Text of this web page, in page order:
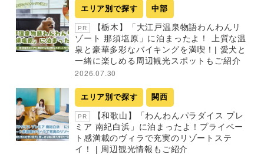
エリア別で探す 中部
PR
【栃木】「大江戸温泉物語わんわんリ
ゾート 那須塩原」に泊まったよ！ 上質な温
泉と豪華多彩なバイキングを満喫！| 愛犬と
一緒に楽しめる周辺観光スポットもご紹介
2026.07.30
エリア別で探す 関西
PR
【和歌山】「わんわんパラダイス プレ
ミア 南紀白浜」に泊まったよ！プライベー
ト感満載のヴィラで充実のリゾートステ
イ！ | 周辺観光情報もご紹介